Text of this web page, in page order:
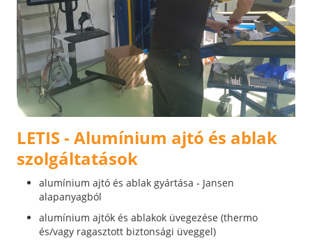
LETIS - Alumínium ajtó és ablak
szolgáltatások
alumínium ajtó és ablak gyártása - Jansen
alapanyagból
alumínium ajtók és ablakok üvegezése (thermo
és/vagy ragasztott biztonsági üveggel)